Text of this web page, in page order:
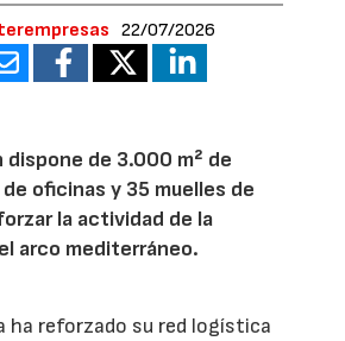
22/07/2026
dispone de 3.000 m² de
oficinas y 35 muelles de
la actividad de la
arco mediterráneo.
ha reforzado su red logística